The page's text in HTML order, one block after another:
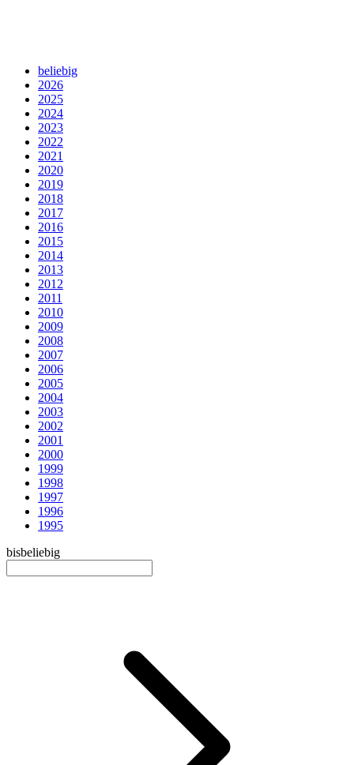
beliebig
2026
2025
2024
2023
2022
2021
2020
2019
2018
2017
2016
2015
2014
2013
2012
2011
2010
2009
2008
2007
2006
2005
2004
2003
2002
2001
2000
1999
1998
1997
1996
1995
bisbeliebig